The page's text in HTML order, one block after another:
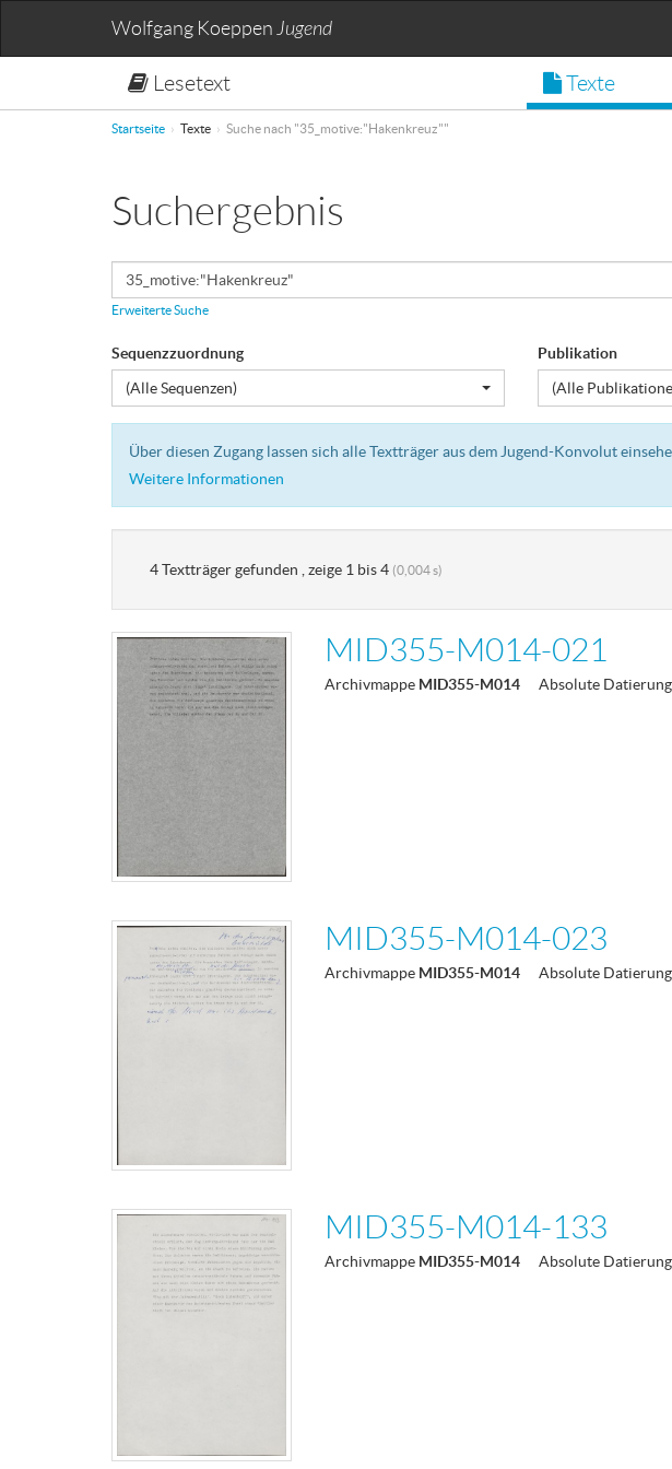
Wolfgang Koeppen Jugend
Lesetext Texte
Startseite Texte Suche nach "35_motive:"Hakenkreuz""
Suchergebnis
Erweiterte Suche
Sequenzzuordnung
(Alle Sequenzen)
Publikation
(Alle
Über diesen Zugang lassen sich alle Textträger aus dem Jugend-Konvolut
Weitere Informationen
4 Textträger gefunden , zeige 1 bis 4 (0,004 s)
MID355-M014-021
Archivmappe MID355-M014 Absolute Datierung
MID355-M014-023
Archivmappe MID355-M014 Absolute Datierung
MID355-M014-133
Archivmappe MID355-M014 Absolute Datierung